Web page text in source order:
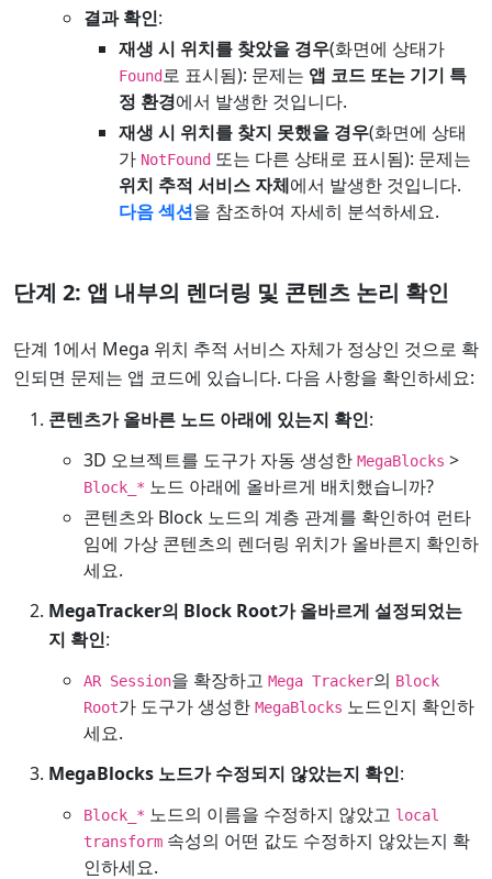
결과 확인:
재생 시 위치를 찾았을 경우(화면에 상태가
Found로 표시됨): 문제는 앱 코드 또는 기기 특
정 환경에서 발생한 것입니다.
재생 시 위치를 찾지 못했을 경우(화면에 상태
가 NotFound 또는 다른 상태로 표시됨): 문제는
위치 추적 서비스 자체에서 발생한 것입니다.
다음 섹션을 참조하여 자세히 분석하세요.
단계 2: 앱 내부의 렌더링 및 콘텐츠 논리 확인
단계 1에서 Mega 위치 추적 서비스 자체가 정상인 것으로 확
인되면 문제는 앱 코드에 있습니다. 다음 사항을 확인하세요:
콘텐츠가 올바른 노드 아래에 있는지 확인:
3D 오브젝트를 도구가 자동 생성한 MegaBlocks >
Block_* 노드 아래에 올바르게 배치했습니까?
콘텐츠와 Block 노드의 계층 관계를 확인하여 런타
임에 가상 콘텐츠의 렌더링 위치가 올바른지 확인하
세요.
MegaTracker의 Block Root가 올바르게 설정되었는
지 확인:
AR Session을 확장하고 Mega Tracker의 Block
Root가 도구가 생성한 MegaBlocks 노드인지 확인하
세요.
MegaBlocks 노드가 수정되지 않았는지 확인:
Block_* 노드의 이름을 수정하지 않았고 local
transform 속성의 어떤 값도 수정하지 않았는지 확
인하세요.